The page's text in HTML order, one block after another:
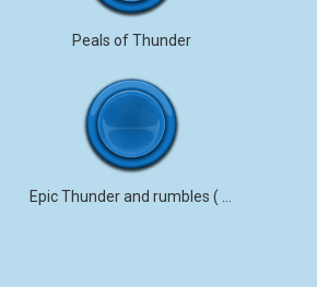
Peals of Thunder